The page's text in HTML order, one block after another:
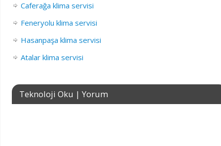
Caferağa klima servisi
Feneryolu klima servisi
Hasanpaşa klima servisi
Atalar klima servisi
Teknoloji Oku | Yorum